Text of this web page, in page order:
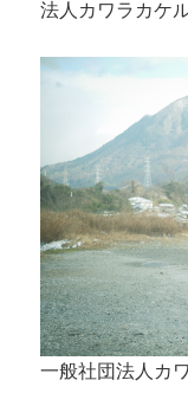
法人カワラカケ
一般社団法人カ